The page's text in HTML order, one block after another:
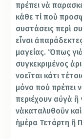
πρέπει νὰ
κάθε τί ποὺ
συστάσεις περὶ
εἶναι
μαγείας. Ὅπως
συγκεκριμένος
νοεῖται κάτι
μόνο ποὺ πρέπει
περιέχουν αὐγὰ
νὰκαταλυθοῦν
ἡμέρα Τετάρτη ἢ